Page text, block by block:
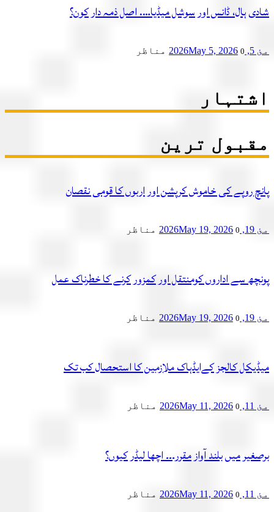
ہال، ڈانس اور سوشل میڈیا…. اصل ذمہ دار کون؟
May 5, 2026 0 مناظر
ترین
روپے کی خاموش کرپشن اور اربوں کا قومی نقصان
May 19, 2026 0 مناظر
سے اداروں کومنتقل اور کمزور کرنے کا خطرناک عمل
May 19, 2026 0 مناظر
کالجز کےایڈہاک ملازمین کا استحصال کب تک
May 11, 2026 0 مناظر
میں بلند آواز مقرر۔۔۔ اچھا لیڈر کیوں؟
May 11, 2026 0 مناظر